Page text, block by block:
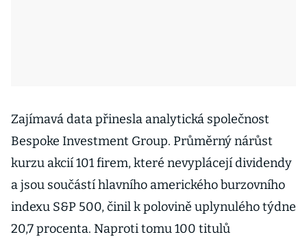
Zajímavá data přinesla analytická společnost
Bespoke Investment Group. Průměrný nárůst
kurzu akcií 101 firem, které nevyplácejí dividendy
a jsou součástí hlavního amerického burzovního
indexu S&P 500, činil k polovině uplynulého týdne
20,7 procenta. Naproti tomu 100 titulů